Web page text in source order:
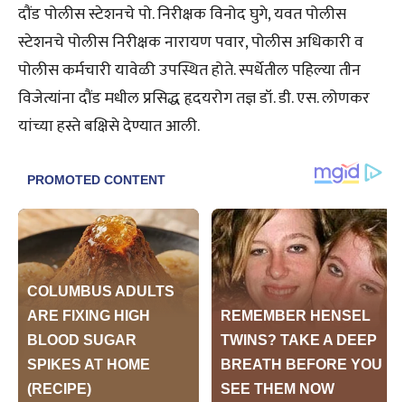
दौंड पोलीस स्टेशनचे पो. निरीक्षक विनोद घुगे, यवत पोलीस
स्टेशनचे पोलीस निरीक्षक नारायण पवार, पोलीस अधिकारी व
पोलीस कर्मचारी यावेळी उपस्थित होते. स्पर्धेतील पहिल्या तीन
विजेत्यांना दौंड मधील प्रसिद्ध हृदयरोग तज्ञ डॉ. डी. एस. लोणकर
यांच्या हस्ते बक्षिसे देण्यात आली.